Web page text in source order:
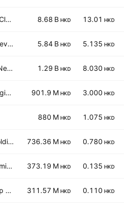
Xiamen Jihong Co., Ltd. Class H 8.68 B HKD 13.01 HKD
Planetree International Development Limited 5.84 B HKD 5.135 HKD
Hebei Haiwei Electronic New Material Technology Co., Ltd. Class H 1.29 B HKD 8.030 HKD
Pacific Millennium Packaging Group Corp. 901.9 M HKD 3.000 HKD
880 M HKD 1.075 HKD
China Aluminum Cans Holdings Ltd. 736.36 M HKD 0.780 HKD
Touyun Biotech Group Limited 373.19 M HKD 0.135 HKD
Sheen Tai Holdings Group Co. Ltd. 311.57 M HKD 0.110 HKD